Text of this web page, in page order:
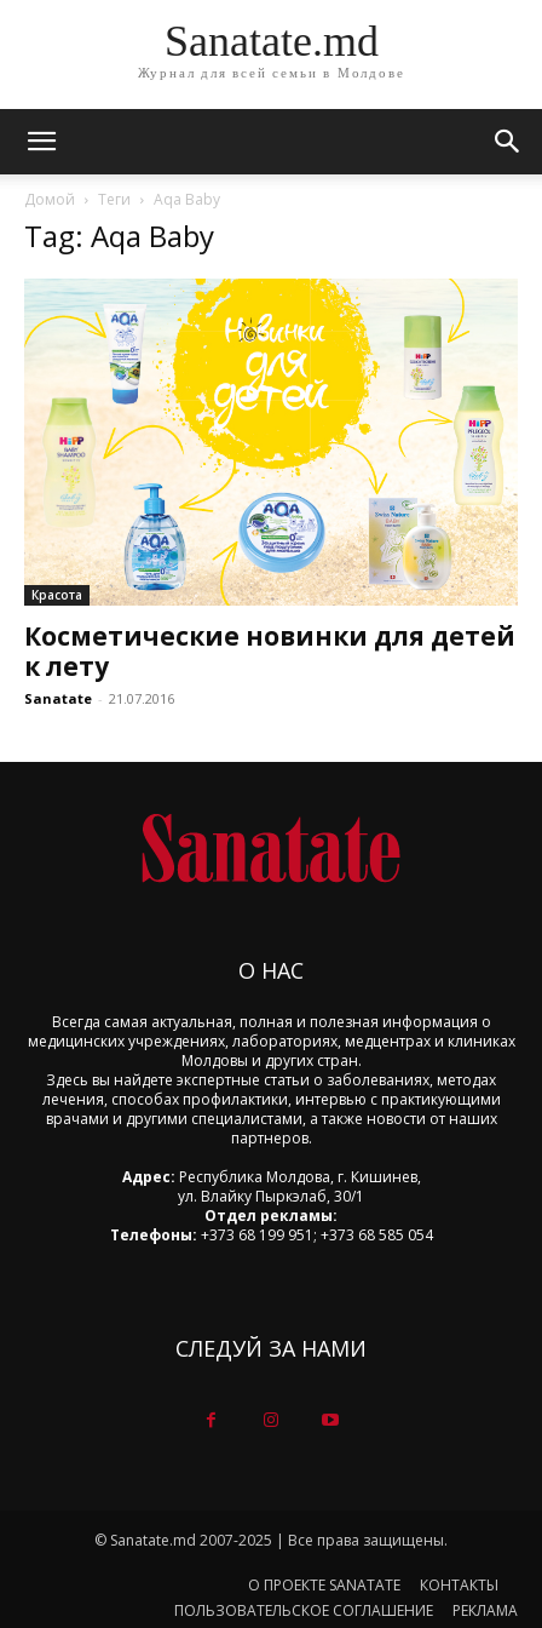
Sanatate.md
Журнал для всей семьи в Молдове
Домой Теги Aqa Baby
Tag: Aqa Baby
Красота
Косметические новинки для детей
к лету
Sanatate - 21.07.2016
О НАС
Всегда самая актуальная, полная и полезная информация о
медицинских учреждениях, лабораториях, медцентрах и клиниках
Молдовы и других стран.
Здесь вы найдете экспертные статьи о заболеваниях, методах
лечения, способах профилактики, интервью с практикующими
врачами и другими специалистами, а также новости от наших
партнеров.
Адрес: Республика Молдова, г. Кишинев,
ул. Влайку Пыркэлаб, 30/1
Отдел рекламы:
Телефоны: +373 68 199 951; +373 68 585 054
СЛЕДУЙ ЗА НАМИ
© Sanatate.md 2007-2025 | Все права защищены.
О ПРОЕКТЕ SANATATE
КОНТАКТЫ
ПОЛЬЗОВАТЕЛЬСКОЕ СОГЛАШЕНИЕ
РЕКЛАМА